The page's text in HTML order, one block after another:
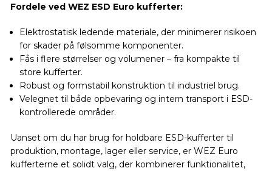
Fordele ved WEZ ESD Euro kufferter:
Elektrostatisk ledende materiale, der minimerer risikoen
for skader på følsomme komponenter.
Fås i flere størrelser og volumener – fra kompakte til
store kufferter.
Robust og formstabil konstruktion til industriel brug.
Velegnet til både opbevaring og intern transport i ESD-
kontrollerede områder.
Uanset om du har brug for holdbare ESD-kufferter til
produktion, montage, lager eller service, er WEZ Euro
kufferterne et solidt valg, der kombinerer funktionalitet,